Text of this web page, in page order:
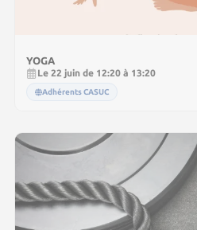
YOGA
Le 22 juin de 12:20 à 13:20
Adhérents CASUC